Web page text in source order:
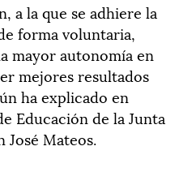
a la que se adhiere la
forma voluntaria,
mayor autonomía en
mejores resultados
ha explicado en
Educación de la Junta
José Mateos.